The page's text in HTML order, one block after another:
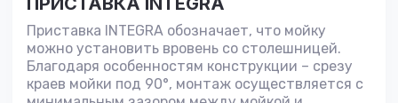
Приставка INTEGRA обозначает, что мойку
можно установить вровень со столешницей.
Благодаря особенностям конструкции – срезу
краев мойки под 90°, монтаж осуществляется с